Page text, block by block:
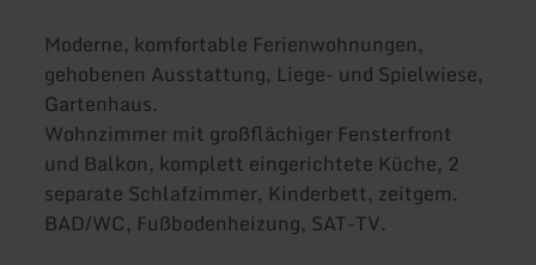
Moderne, komfortable Ferienwohnungen,
gehobenen Ausstattung, Liege- und Spielwiese,
Gartenhaus.
Wohnzimmer mit großflächiger Fensterfront
und Balkon, komplett eingerichtete Küche, 2
separate Schlafzimmer, Kinderbett, zeitgem.
BAD/WC, Fußbodenheizung, SAT-TV.